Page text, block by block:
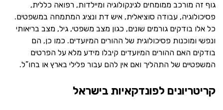
גוף זה מורכב ממומחים לגינקולוגיה ומיילדות, רפואה כללית,
פסיכולוגיה, עבודה סוציאלית, איש דת ונציג המתמחה במשפטים.
כל אלו בודקים גורמים שונים, כגון מצב משפטי, גיל, מצב בריאותי
ונפשי ומוכנות פסיכולוגית של ההורים המיועדים. כמו כן, הם
בודקים האם ההורים המיועדים קיבלו מידע מלא על הפרטים
המשפטיים של התהליך ואם אין להם עבור פלילי בארץ או בחו”ל.
קריטריונים לפונדקאיות בישראל